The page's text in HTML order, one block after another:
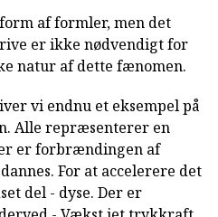
af formler, men det
er ikke nødvendigt for
natur af dette fænomen.
vi endnu et eksempel på
Alle repræsenterer en
er forbrændingen af
For at accelerere det
del - dyse. Der er